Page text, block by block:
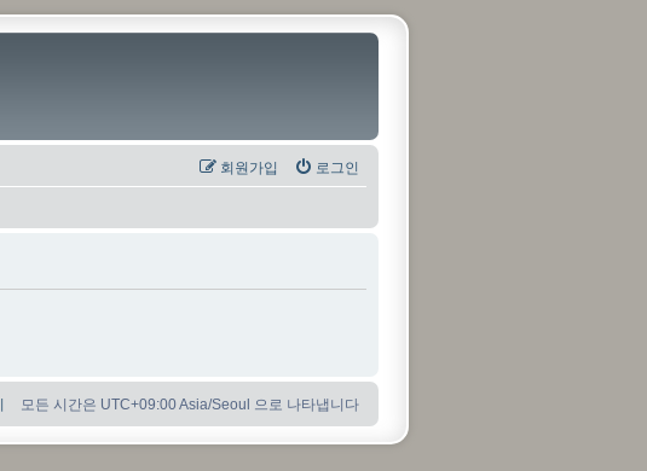
로그인
회원가입
모든 시간은 UTC+09:00 Asia/Seoul 으로 나타냅니다